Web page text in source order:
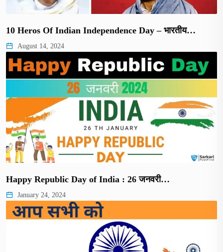
10 Heros Of Indian Independence Day – भारतीय…
August 14, 2024
Happy Republic Day of India : 26 जनवरी…
January 24, 2024